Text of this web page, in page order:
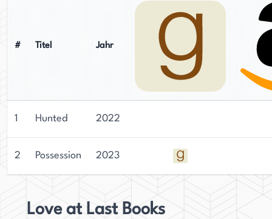
# Titel Jahr
1 Hunted 2022
2 Possession 2023
Love at Last Books